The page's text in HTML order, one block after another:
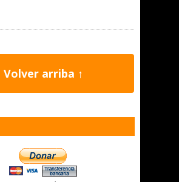
Volver arriba ↑